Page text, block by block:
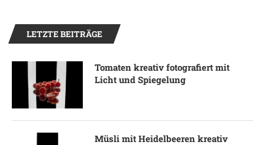
LETZTE BEITRÄGE
Tomaten kreativ fotografiert mit
Licht und Spiegelung
Müsli mit Heidelbeeren kreativ